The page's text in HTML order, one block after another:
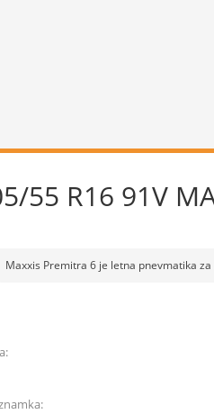
55 R16 91V
Maxxis Premitra 6 je letna pnevmatika